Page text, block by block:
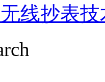
线抄表技